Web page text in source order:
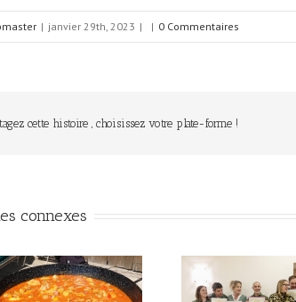
| janvier 29th, 2023 | | 0 Commentaires
cette histoire , choisissez votre plate-forme !
connexes